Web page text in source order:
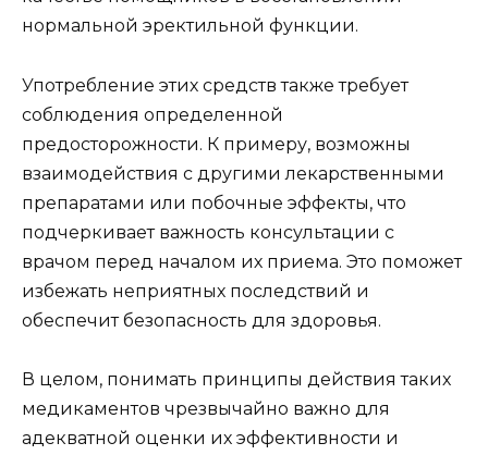
нормальной эректильной функции.
Употребление этих средств также требует
соблюдения определенной
предосторожности. К примеру, возможны
взаимодействия с другими лекарственными
препаратами или побочные эффекты, что
подчеркивает важность консультации с
врачом перед началом их приема. Это поможет
избежать неприятных последствий и
обеспечит безопасность для здоровья.
В целом, понимать принципы действия таких
медикаментов чрезвычайно важно для
адекватной оценки их эффективности и